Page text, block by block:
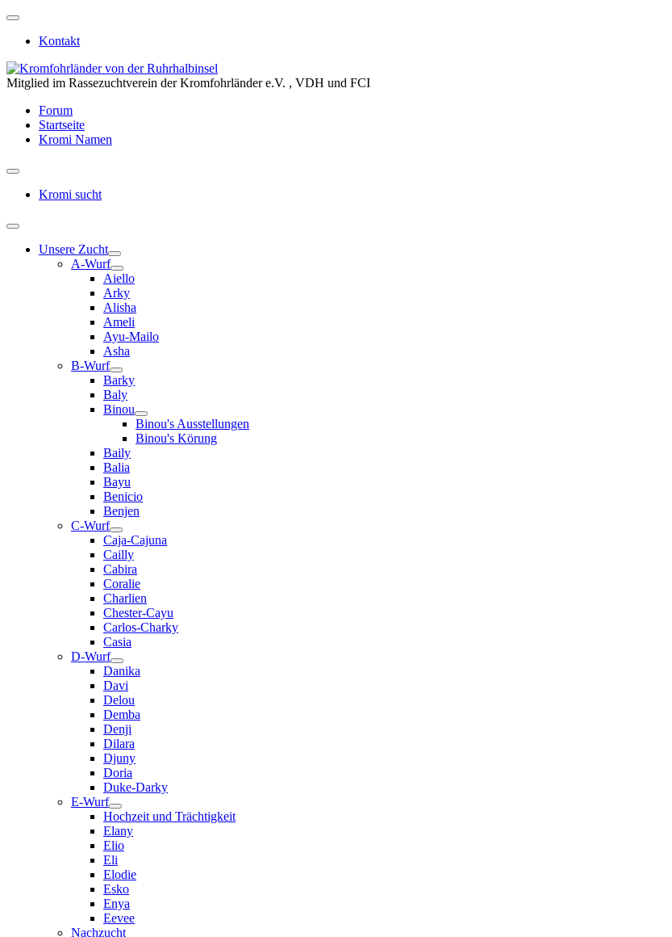
Kontakt
Mitglied im Rassezuchtverein der Kromfohrländer e.V. , VDH und FCI
Forum
Startseite
Kromi Namen
Kromi sucht
Unsere Zucht
A-Wurf
Aiello
Arky
Alisha
Ameli
Ayu-Mailo
Asha
B-Wurf
Barky
Baly
Binou
Binou's Ausstellungen
Binou's Körung
Baily
Balia
Bayu
Benicio
Benjen
C-Wurf
Caja-Cajuna
Cailly
Cabira
Coralie
Charlien
Chester-Cayu
Carlos-Charky
Casia
D-Wurf
Danika
Davi
Delou
Demba
Denji
Dilara
Djuny
Doria
Duke-Darky
E-Wurf
Hochzeit und Trächtigkeit
Elany
Elio
Eli
Elodie
Esko
Enya
Eevee
Nachzucht